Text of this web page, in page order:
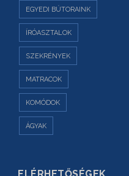
EGYEDI BÚTORAINK
ÍRÓASZTALOK
SZEKRÉNYEK
MATRACOK
KOMÓDOK
ÁGYAK